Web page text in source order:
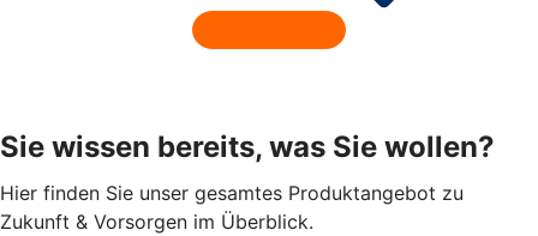
Sie wissen bereits, was Sie wollen?
Hier finden Sie unser gesamtes Produktangebot zu
Zukunft & Vorsorgen im Überblick.